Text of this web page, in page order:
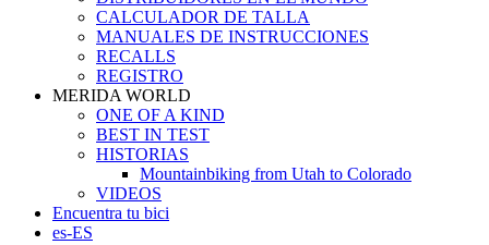
CALCULADOR DE TALLA
MANUALES DE INSTRUCCIONES
RECALLS
REGISTRO
MERIDA WORLD
ONE OF A KIND
BEST IN TEST
HISTORIAS
Mountainbiking from Utah to Colorado
VIDEOS
Encuentra tu bici
es-ES